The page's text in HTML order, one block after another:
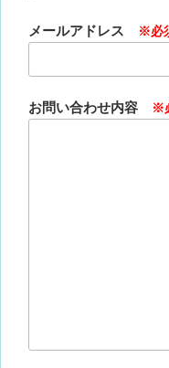
メールアドレス ※必
お問い合わせ内容 ※